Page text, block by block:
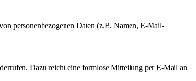
personenbezogenen Daten (z.B. Namen, E-Mail-
Dazu reicht eine formlose Mitteilung per E-Mail an